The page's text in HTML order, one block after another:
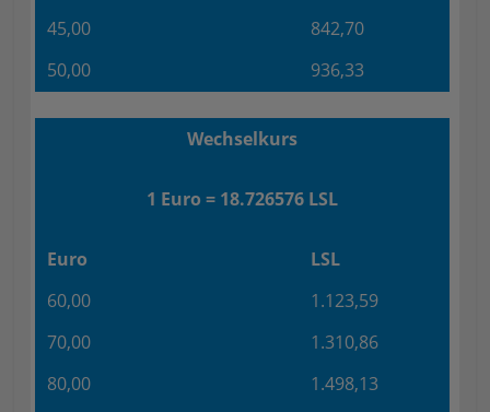
45,00
842,70
50,00
936,33
Wechselkurs
1 Euro = 18.726576 LSL
Euro
LSL
60,00
1.123,59
70,00
1.310,86
80,00
1.498,13